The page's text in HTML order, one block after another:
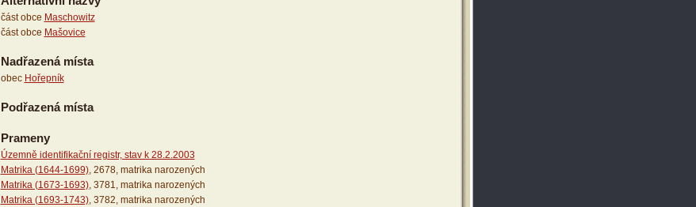
část obce Maschowitz
část obce Mašovice
Nadřazená místa
obec Hořepník
Podřazená místa
Prameny
Územně identifikační registr, stav k 28.2.2003
Matrika (1644-1699), 2678, matrika narozených
Matrika (1673-1693), 3781, matrika narozených
Matrika (1693-1743), 3782, matrika narozených